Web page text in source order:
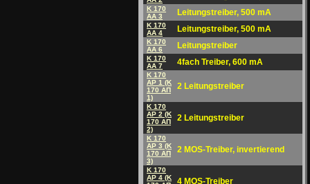
K 170
AA 3
Leitungstreiber, 500 mA
K 170
AA 4
Leitungstreiber, 500 mA
K 170
AA 6
Leitungstreiber
K 170
AA 7
4fach Treiber, 600 mA
K 170
AP 1 (K
170 AП
1)
2 Leitungstreiber
K 170
AP 2 (K
170 AП
2)
2 Leitungstreiber
K 170
AP 3 (K
170 AП
3)
2 MOS-Treiber, invertierend
K 170
AP 4 (K
4 MOS-Treiber